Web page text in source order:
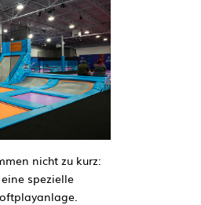
nicht zu kurz:
spezielle